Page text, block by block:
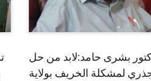
بشرى حامد:لابد من حل
لمشكلة الخريف بولاية